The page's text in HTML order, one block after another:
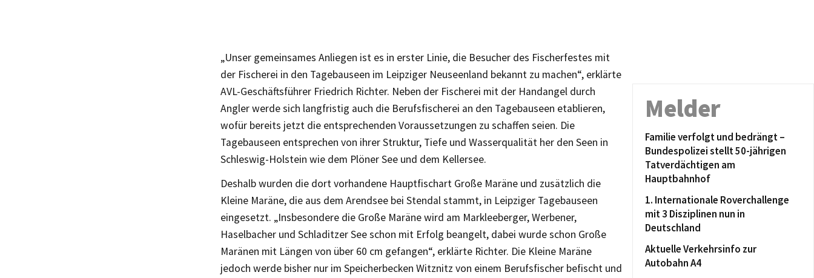
„Unser gemeinsames Anliegen ist es in erster Linie, die Besucher des Fischerfestes mit
der Fischerei in den Tagebauseen im Leipziger Neuseenland bekannt zu machen“, erklärte
AVL-Geschäftsführer Friedrich Richter. Neben der Fischerei mit der Handangel durch
Angler werde sich langfristig auch die Berufsfischerei an den Tagebauseen etablieren,
wofür bereits jetzt die entsprechenden Voraussetzungen zu schaffen seien. Die
Tagebauseen entsprechen von ihrer Struktur, Tiefe und Wasserqualität her den Seen in
Schleswig-Holstein wie dem Plöner See und dem Kellersee.
Deshalb wurden die dort vorhandene Hauptfischart Große Maräne und zusätzlich die
Kleine Maräne, die aus dem Arendsee bei Stendal stammt, in Leipziger Tagebauseen
eingesetzt. „Insbesondere die Große Maräne wird am Markleeberger, Werbener,
Haselbacher und Schladitzer See schon mit Erfolg beangelt, dabei wurde schon Große
Maränen mit Längen von über 60 cm gefangen“, erklärte Richter. Die Kleine Maräne
jedoch werde bisher nur im Speicherbecken Witznitz von einem Berufsfischer befischt und
Melder
Familie verfolgt und bedrängt –
Bundespolizei stellt 50-jährigen
Tatverdächtigen am
Hauptbahnhof
1. Internationale Roverchallenge
mit 3 Disziplinen nun in
Deutschland
Aktuelle Verkehrsinfo zur
Autobahn A4